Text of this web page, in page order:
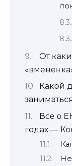
От
Какой
Все о
годах —